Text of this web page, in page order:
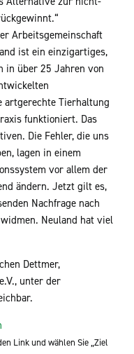
Arbeitsgemeinschaft
ist ein einzigartiges,
in über 25 Jahren von
artgerechte Tierhaltung
funktioniert. Das
Die Fehler, die uns
lagen in einem
vor allem der
ändern. Jetzt gilt es,
Nachfrage nach
Neuland hat viel
Dettmer,
unter der
Link und wählen Sie „Ziel